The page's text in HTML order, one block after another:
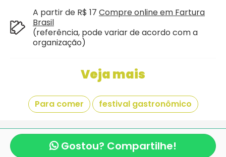
A partir de R$ 17 Compre online em Fartura
Brasil
(referência, pode variar de acordo com a
organização)
Veja mais
Para comer festival gastronômico
Gostou? Compartilhe!
Giraí é mais um projeto criado com
pela equipe
mexeri.ca
eBlocos de Rua.com.
Copyright Giraí. Todos os direitos reservados.